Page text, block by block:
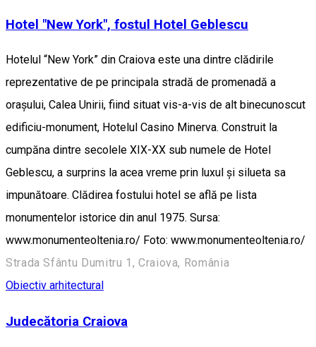
Hotel "New York", fostul Hotel Geblescu
Hotelul “New York” din Craiova este una dintre clădirile
reprezentative de pe principala stradă de promenadă a
orașului, Calea Unirii, fiind situat vis-a-vis de alt binecunoscut
edificiu-monument, Hotelul Casino Minerva. Construit la
cumpăna dintre secolele XIX-XX sub numele de Hotel
Geblescu, a surprins la acea vreme prin luxul și silueta sa
impunătoare. Clădirea fostului hotel se află pe lista
monumentelor istorice din anul 1975. Sursa:
www.monumenteoltenia.ro/ Foto: www.monumenteoltenia.ro/
Strada Sfântu Dumitru 1, Craiova, România
Obiectiv arhitectural
Judecătoria Craiova